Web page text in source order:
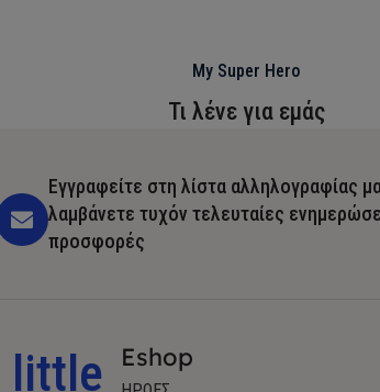
My Super Hero
Τι λένε για εμάς
Εγγραφείτε στη λίστα αλληλογραφίας
λαμβάνετε τυχόν τελευταίες
προσφορές
little Eshop